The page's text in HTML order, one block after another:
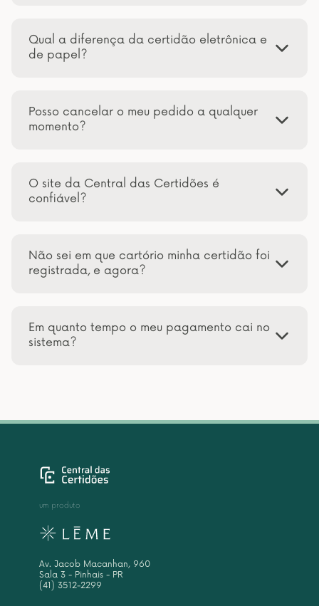
Qual a diferença da certidão eletrônica e
de papel?
Posso cancelar o meu pedido a qualquer
momento?
O site da Central das Certidões é
confiável?
Não sei em que cartório minha certidão foi
registrada, e agora?
Em quanto tempo o meu pagamento cai no
sistema?
um produto
Av. Jacob Macanhan, 960
Sala 3 - Pinhais - PR
(41) 3512-2299